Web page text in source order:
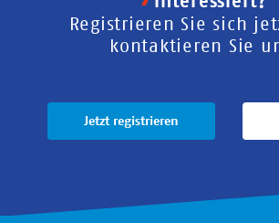
Registrieren Sie sich
kontaktieren Sie
Jetzt registrieren